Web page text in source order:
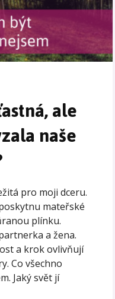
ale
naše
pro moji dceru.
mateřské
plínku.
a žena.
a krok ovlivňují
Co všechno
Jaký svět jí